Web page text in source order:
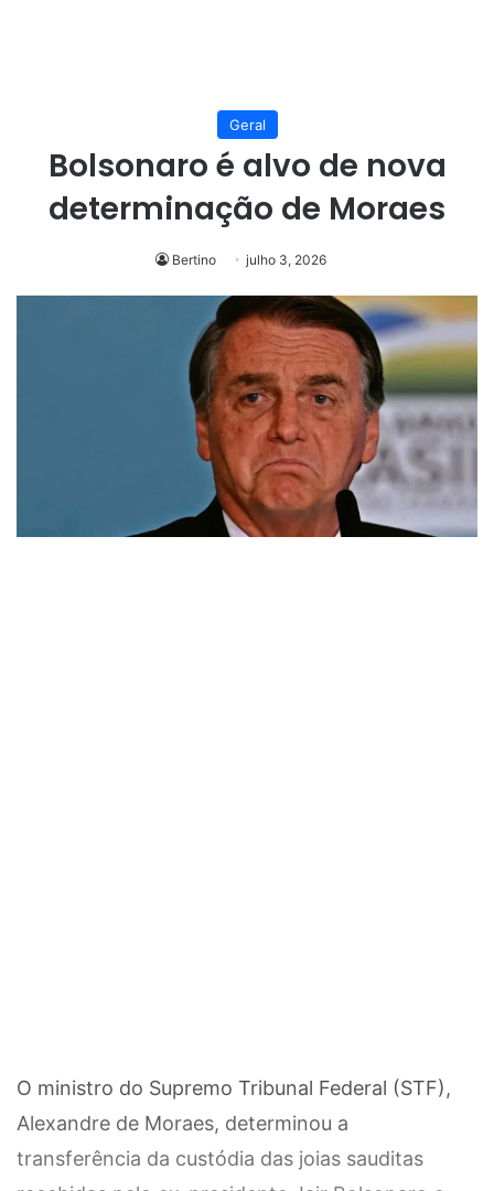
Geral
Bolsonaro é alvo de nova
determinação de Moraes
Bertino julho 3, 2026
O ministro do Supremo Tribunal Federal (STF),
Alexandre de Moraes, determinou a
transferência da custódia das joias sauditas